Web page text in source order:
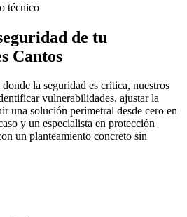
técnico
de tu
Cantos
la seguridad es crítica, nuestros
vulnerabilidades, ajustar la
una solución perimetral desde cero en
y un especialista en protección
un planteamiento concreto sin